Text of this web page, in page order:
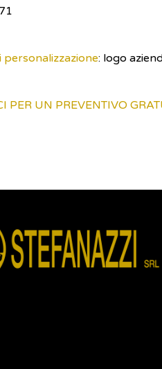
personalizzazione: logo
PER UN PREVENTIVO